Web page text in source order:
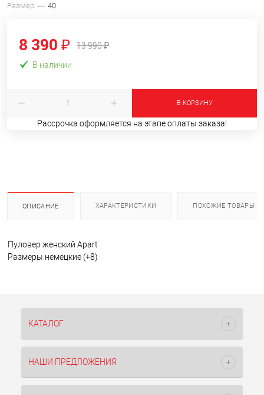
Размер
40
8 390 ₽ 13 990 ₽
В наличии
В КОРЗИНУ
Рассрочка оформляется на этапе оплаты заказа!
ОПИСАНИЕ ХАРАКТЕРИСТИКИ ПОХОЖИЕ ТОВАРЫ
Пуловер женский Apart
Размеры немецкие (+8)
КАТАЛОГ
НАШИ ПРЕДЛОЖЕНИЯ